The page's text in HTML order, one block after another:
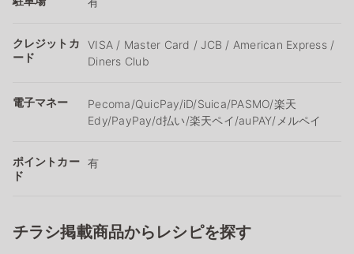
クレジットカ
ード
VISA / Master Card / JCB / American Express /
Diners Club
電子マネー
Pecoma/QuicPay/iD/Suica/PASMO/楽天
Edy/PayPay/d払い/楽天ペイ/auPAY/メルペイ
ポイントカー
ド
有
チラシ掲載商品からレシピを探す